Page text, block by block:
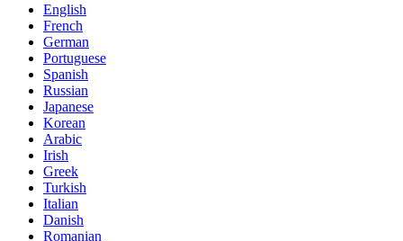
English
French
German
Portuguese
Spanish
Russian
Japanese
Korean
Arabic
Irish
Greek
Turkish
Italian
Danish
Romanian